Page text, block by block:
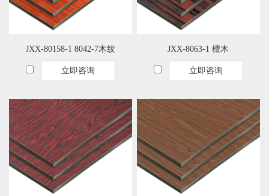
JXX-80158-1 8042-7木纹
立即咨询
JXX-8063-1 檀木
立即咨询